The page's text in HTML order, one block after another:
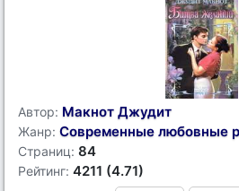
Автор: Макнот Джудит
Жанр: Современные любовные
Страниц: 84
Рейтинг: 4211 (4.71)